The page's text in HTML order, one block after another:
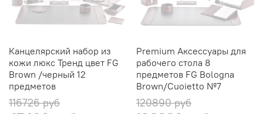
Канцелярский набор из
кожи люкс Тренд цвет FG
Brown /черный 12
предметов
116726 руб
Premium Аксессуары для
рабочего стола 8
предметов FG Bologna
Brown/Cuoietto №7
120890 руб